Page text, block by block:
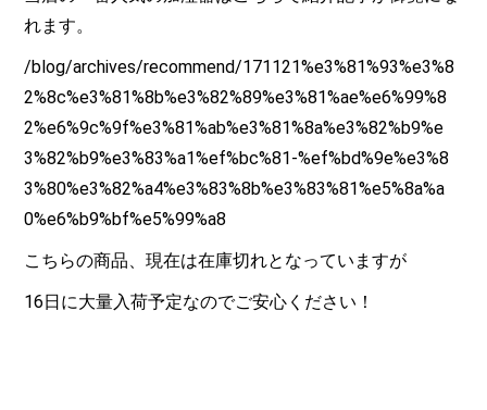
れます。
/blog/archives/recommend/171121%e3%81%93%e3%8
2%8c%e3%81%8b%e3%82%89%e3%81%ae%e6%99%8
2%e6%9c%9f%e3%81%ab%e3%81%8a%e3%82%b9%e
3%82%b9%e3%83%a1%ef%bc%81-%ef%bd%9e%e3%8
3%80%e3%82%a4%e3%83%8b%e3%83%81%e5%8a%a
0%e6%b9%bf%e5%99%a8
こちらの商品、現在は在庫切れとなっていますが
16日に大量入荷予定なのでご安心ください！